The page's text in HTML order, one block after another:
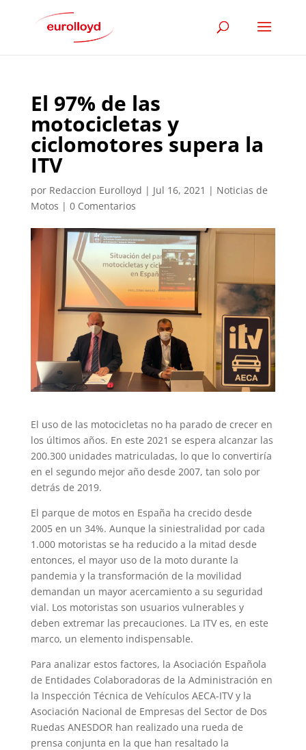
El 97% de las
motocicletas y
ciclomotores supera la
ITV
por Redaccion Eurolloyd | Jul 16, 2021 | Noticias de
Motos | 0 Comentarios
El uso de las motocicletas no ha parado de crecer en
los últimos años. En este 2021 se espera alcanzar las
200.300 unidades matriculadas, lo que lo convertiría
en el segundo mejor año desde 2007, tan solo por
detrás de 2019.
El parque de motos en España ha crecido desde
2005 en un 34%. Aunque la siniestralidad por cada
1.000 motoristas se ha reducido a la mitad desde
entonces, el mayor uso de la moto durante la
pandemia y la transformación de la movilidad
demandan un mayor acercamiento a su seguridad
vial. Los motoristas son usuarios vulnerables y
deben extremar las precauciones. La ITV es, en este
marco, un elemento indispensable.
Para analizar estos factores, la Asociación Española
de Entidades Colaboradoras de la Administración en
la Inspección Técnica de Vehículos AECA-ITV y la
Asociación Nacional de Empresas del Sector de Dos
Ruedas ANESDOR han realizado una rueda de
prensa conjunta en la que han resaltado la